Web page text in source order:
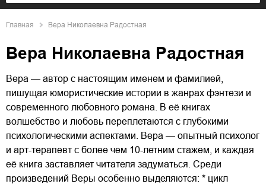
Главная Вера Николаевна Радостная
Вера Николаевна Радостная
Вера — автор с настоящим именем и фамилией,
пишущая юмористические истории в жанрах фэнтези и
современного любовного романа. В её книгах
волшебство и любовь переплетаются с глубокими
психологическими аспектами. Вера — опытный психолог
и арт-терапевт с более чем 10-летним стажем, и каждая
её книга заставляет читателя задуматься. Среди
произведений Веры особенно выделяются: * цикл